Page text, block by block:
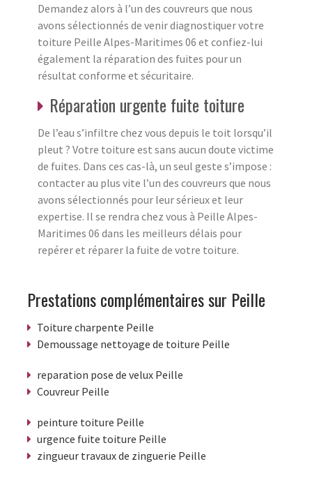
Demandez alors à l’un des couvreurs que nous
avons sélectionnés de venir diagnostiquer votre
toiture Peille Alpes-Maritimes 06 et confiez-lui
également la réparation des fuites pour un
résultat conforme et sécuritaire.
Réparation urgente fuite toiture
De l’eau s’infiltre chez vous depuis le toit lorsqu’il
pleut ? Votre toiture est sans aucun doute victime
de fuites. Dans ces cas-là, un seul geste s’impose :
contacter au plus vite l’un des couvreurs que nous
avons sélectionnés pour leur sérieux et leur
expertise. Il se rendra chez vous à Peille Alpes-
Maritimes 06 dans les meilleurs délais pour
repérer et réparer la fuite de votre toiture.
Prestations complémentaires sur Peille
Toiture charpente Peille
Demoussage nettoyage de toiture Peille
reparation pose de velux Peille
Couvreur Peille
peinture toiture Peille
urgence fuite toiture Peille
zingueur travaux de zinguerie Peille